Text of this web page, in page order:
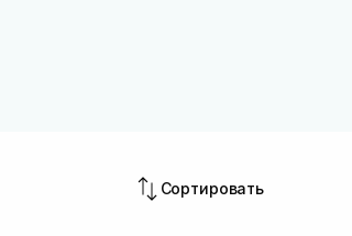
Сортировать